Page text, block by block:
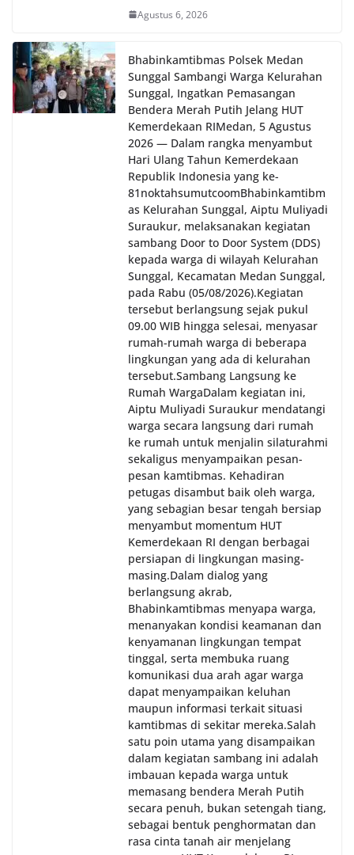
Agustus 6, 2026
Bhabinkamtibmas Polsek Medan
Sunggal Sambangi Warga Kelurahan
Sunggal, Ingatkan Pemasangan
Bendera Merah Putih Jelang HUT
Kemerdekaan RI‎‎Medan, 5 Agustus
2026 — Dalam rangka menyambut
Hari Ulang Tahun Kemerdekaan
Republik Indonesia yang ke-
81noktahsumutcoomBhabinkamtibm
as Kelurahan Sunggal, Aiptu Muliyadi
Suraukur, melaksanakan kegiatan
sambang Door to Door System (DDS)
kepada warga di wilayah Kelurahan
Sunggal, Kecamatan Medan Sunggal,
pada Rabu (05/08/2026).‎‎Kegiatan
tersebut berlangsung sejak pukul
09.00 WIB hingga selesai, menyasar
rumah-rumah warga di beberapa
lingkungan yang ada di kelurahan
tersebut.‎Sambang Langsung ke
Rumah Warga‎Dalam kegiatan ini,
Aiptu Muliyadi Suraukur mendatangi
warga secara langsung dari rumah
ke rumah untuk menjalin silaturahmi
sekaligus menyampaikan pesan-
pesan kamtibmas. Kehadiran
petugas disambut baik oleh warga,
yang sebagian besar tengah bersiap
menyambut momentum HUT
Kemerdekaan RI dengan berbagai
persiapan di lingkungan masing-
masing.‎Dalam dialog yang
berlangsung akrab,
Bhabinkamtibmas menyapa warga,
menanyakan kondisi keamanan dan
kenyamanan lingkungan tempat
tinggal, serta membuka ruang
komunikasi dua arah agar warga
dapat menyampaikan keluhan
maupun informasi terkait situasi
kamtibmas di sekitar mereka.‎‎‎Salah
satu poin utama yang disampaikan
dalam kegiatan sambang ini adalah
imbauan kepada warga untuk
memasang bendera Merah Putih
secara penuh, bukan setengah tiang,
sebagai bentuk penghormatan dan
rasa cinta tanah air menjelang